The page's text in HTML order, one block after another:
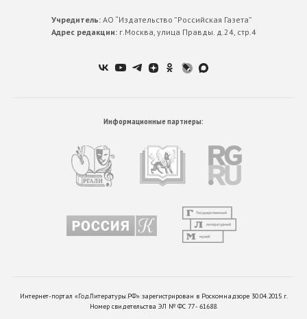
Учредитель:АО “Издательство ”Российская Газета”
Адрес редакции:г.Москва, улица Правды. д.24, стр.4
Информационные партнеры:
Интернет-портал «ГодЛитературы.РФ» зарегистрирован в Роскомнадзоре 30.04.2015 г.
Номер свидетельства ЭЛ № ФС 77 - 61688.